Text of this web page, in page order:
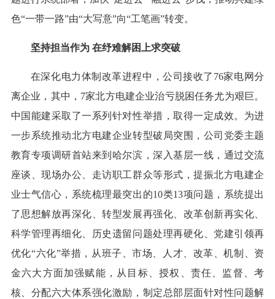
色“一带一路”由“大写意”向“工笔画”转变。
坚持担当作为 在纾难解困上求突破
在深化电力体制改革进程中，公司接收了76家电网分
离企业，其中，7家北方电建企业治亏脱困任务尤为艰巨。
中国能建采取了一系列针对性举措，取得一定成效。为进
一步系统推动北方电建企业转型破局突围，公司党委主题
教育专项调研首站来到哈尔滨，深入基层一线，通过交流
座谈、现场办公、走访职工群众等形式，提振北方电建企
业士气信心，系统梳理最突出的10类13项问题，系统提出
了思想解放再深化、转型发展再强化、改革创新再实化、
科学管理再细化、历史遗留问题处理再硬化、党建引领再
优化“六化”举措，从班子、市场、人才、改革、机制、资
金六大方面加强赋能，从目标、授权、责任、监督、考
核、分配六大体系强化激励，制定总部层面针对性问题解